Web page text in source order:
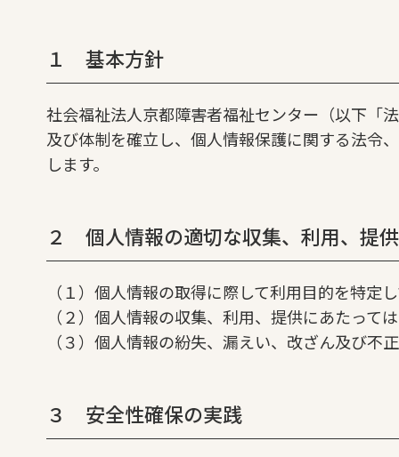
１ 基本方針
社会福祉法人京都障害者福祉センター（以下「
及び体制を確立し、個人情報保護に関する法令
します。
２ 個人情報の適切な収集、利用、提
（１）個人情報の取得に際して利用目的を特
（２）個人情報の収集、利用、提供にあたって
（３）個人情報の紛失、漏えい、改ざん及び
３ 安全性確保の実践